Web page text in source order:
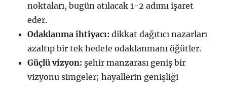
noktaları, bugün atılacak 1-2 adımı işaret
eder.
Odaklanma ihtiyacı: dikkat dağıtıcı nazarları
azaltıp bir tek hedefe odaklanmanı öğütler.
Güçlü vizyon: şehir manzarası geniş bir
vizyonu simgeler; hayallerin genişliği